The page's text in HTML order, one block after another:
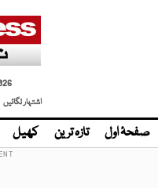
اشتہار لگائیں |
صفحۂ اول تازہ ترین کھیل